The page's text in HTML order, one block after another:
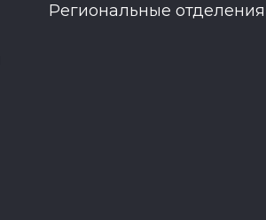
Региональные отделения